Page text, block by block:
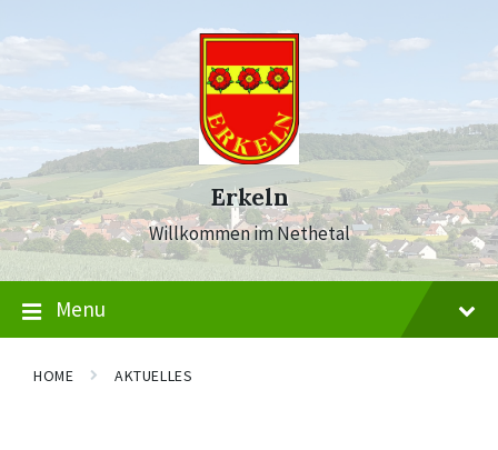
Erkeln
Willkommen im Nethetal
Menu
HOME AKTUELLES